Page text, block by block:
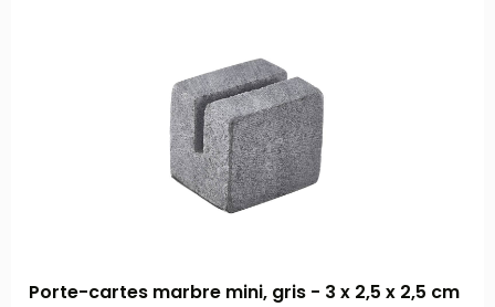
Porte-cartes marbre mini, gris - 3 x 2,5 x 2,5 cm